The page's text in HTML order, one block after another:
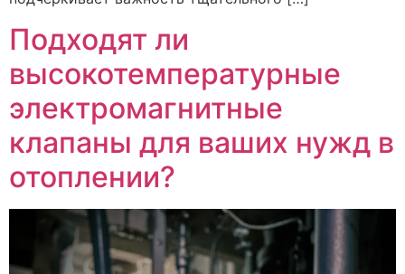
Подходят ли
высокотемпературные
электромагнитные
клапаны для ваших нужд в
отоплении?